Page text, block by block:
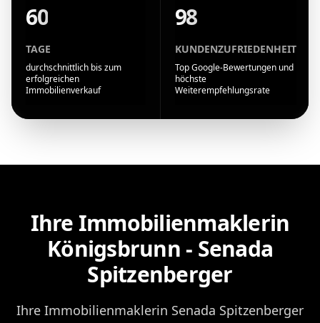
60
TAGE
durchschnittlich bis zum
erfolgreichen
Immobilienverkauf
98
KUNDENZUFRIEDENHEIT
Top Google-Bewertungen und
höchste
Weiterempfehlungsrate
Ihre Immobilienmaklerin
Königsbrunn - Senada
Spitzenberger
Ihre Immobilienmaklerin Senada Spitzenberger